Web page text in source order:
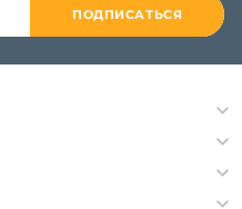
ПОДПИСАТЬСЯ